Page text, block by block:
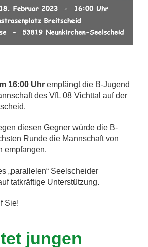
16:00 Uhr empfängt die B-Jugend
des VfL 08 Vichttal auf der
diesen Gegner würde die B-
Runde die Mannschaft von
empfangen.
„parallelen“ Seelscheider
tatkräftige Unterstützung.
Sie!
jungen